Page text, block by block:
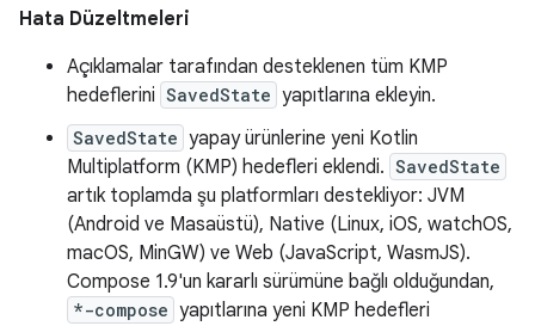
Hata Düzeltmeleri
Açıklamalar tarafından desteklenen tüm KMP
hedeflerini SavedState yapıtlarına ekleyin.
SavedState yapay ürünlerine yeni Kotlin
Multiplatform (KMP) hedefleri eklendi. SavedState
artık toplamda şu platformları destekliyor: JVM
(Android ve Masaüstü), Native (Linux, iOS, watchOS,
macOS, MinGW) ve Web (JavaScript, WasmJS).
Compose 1.9'un kararlı sürümüne bağlı olduğundan,
*-compose yapıtlarına yeni KMP hedefleri